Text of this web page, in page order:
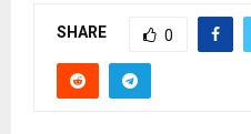
SHARE 0